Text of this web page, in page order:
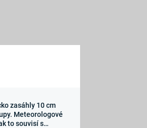
nás
zasáhly 10 cm
Meteorologové
to souvisí s